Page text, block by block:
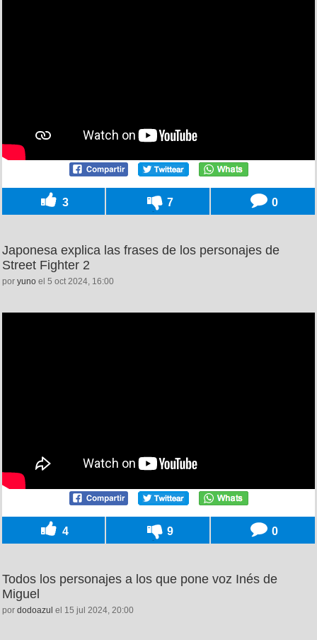
3 7 0
Japonesa explica las frases de los personajes de
Street Fighter 2
por yuno el 5 oct 2024, 16:00
4 9 0
Todos los personajes a los que pone voz Inés de
Miguel
por dodoazul el 15 jul 2024, 20:00